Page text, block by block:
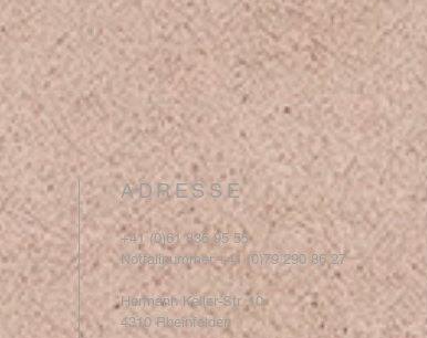
ADRESSE
+41 (0)61 836 95 55
Notfallnummer +41 (0)79 290 86 27
Hermann Keller-Str. 10
4310 Rheinfelden